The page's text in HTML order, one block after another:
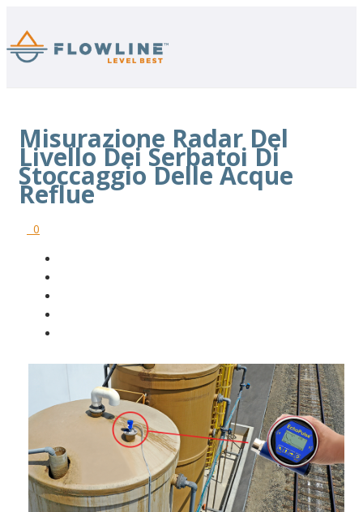
Misurazione Radar Del
Livello Dei Serbatoi Di
Stoccaggio Delle Acque
Reflue
0